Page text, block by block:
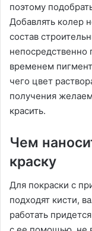
поэтому
Добавлять колер
состав
временем
чего цвет
получения
красить.
Чем
краску
Для покраски с
подходят кисти,
работать